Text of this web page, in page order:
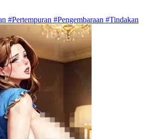
#Pertempuran #Pengembaraan #Tindakan